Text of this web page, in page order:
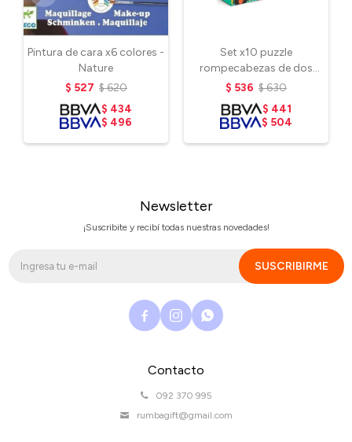
Pintura de cara x6 colores -
Nature
$ 527 $620
$ 434
$ 496
Set x10 puzzle
rompecabezas de dos
piezas - Vehículos
$ 536 $630
$ 441
$ 504
Contacto
092 370 995
rumbagift@gmail.com
Newsletter
¡Suscribite y recibí todas nuestras novedades!
SUSCRIBIRME
  